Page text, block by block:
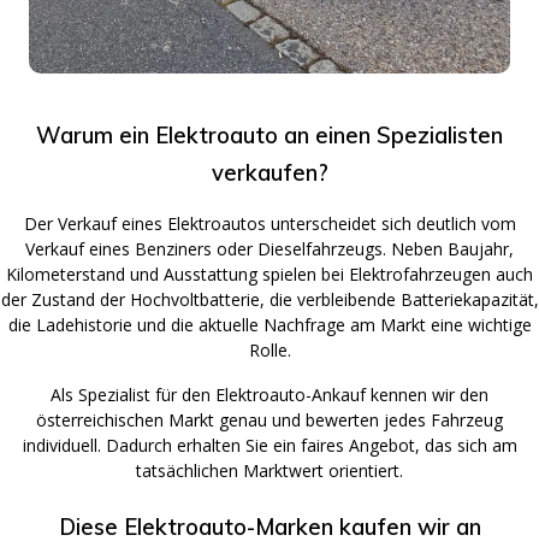
Warum ein Elektroauto an einen Spezialisten
verkaufen?
Der Verkauf eines Elektroautos unterscheidet sich deutlich vom
Verkauf eines Benziners oder Dieselfahrzeugs. Neben Baujahr,
Kilometerstand und Ausstattung spielen bei Elektrofahrzeugen auch
der Zustand der Hochvoltbatterie, die verbleibende Batteriekapazität,
die Ladehistorie und die aktuelle Nachfrage am Markt eine wichtige
Rolle.
Als Spezialist für den Elektroauto-Ankauf kennen wir den
österreichischen Markt genau und bewerten jedes Fahrzeug
individuell. Dadurch erhalten Sie ein faires Angebot, das sich am
tatsächlichen Marktwert orientiert.
Diese Elektroauto-Marken kaufen wir an